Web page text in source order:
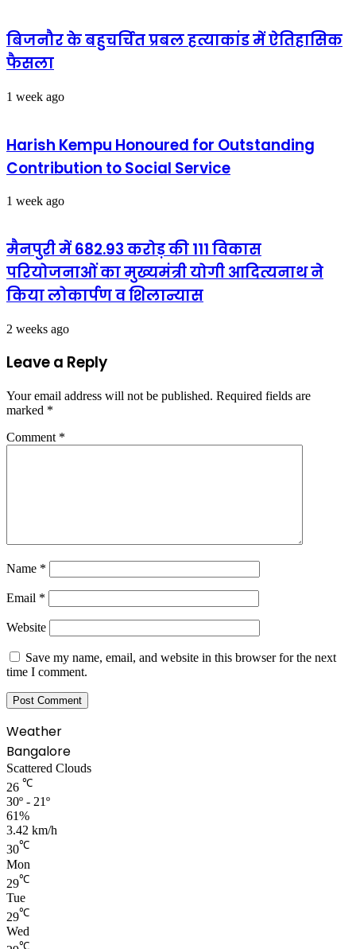
बिजनौर के बहुचर्चित प्रबल हत्याकांड में ऐतिहासिक
फैसला
1 week ago
Harish Kempu Honoured for Outstanding
Contribution to Social Service
1 week ago
मैनपुरी में 682.93 करोड़ की 111 विकास
परियोजनाओं का मुख्यमंत्री योगी आदित्यनाथ ने
किया लोकार्पण व शिलान्यास
2 weeks ago
Leave a Reply
Your email address will not be published. Required fields are
marked *
Comment *
Name *
Email *
Website
Save my name, email, and website in this browser for the next
time I comment.
Weather
Bangalore
Scattered Clouds
26 ℃
30º - 21º
61%
3.42 km/h
30℃
Mon
29℃
Tue
29℃
Wed
℃